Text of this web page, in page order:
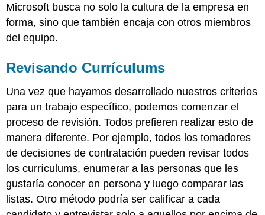
Microsoft busca no solo la cultura de la empresa en
forma, sino que también encaja con otros miembros
del equipo.
Revisando Currículums
Una vez que hayamos desarrollado nuestros criterios
para un trabajo específico, podemos comenzar el
proceso de revisión. Todos prefieren realizar esto de
manera diferente. Por ejemplo, todos los tomadores
de decisiones de contratación pueden revisar todos
los currículums, enumerar a las personas que les
gustaría conocer en persona y luego comparar las
listas. Otro método podría ser calificar a cada